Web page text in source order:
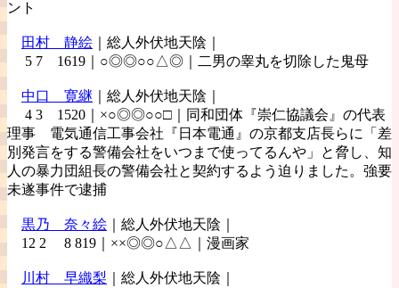
ント
田村 静絵 ｜総人外伏地天陰｜
5 7 1619｜○◎◎○○△◎｜二男の睾丸を切除した鬼母
中口 寛継 ｜総人外伏地天陰｜
4 3 1520｜×○◎◎○○□｜同和団体『崇仁協議会』の代表
理事 電気通信工事会社『日本電通』の京都支店長らに「差
別発言をする警備会社をいつまで使ってるんや」と脅し、知
人の暴力団組長の警備会社と契約するよう迫りました。強要
未遂事件で逮捕
黒乃 奈々絵 ｜総人外伏地天陰｜
12 2 8 819｜××◎◎○△△｜漫画家
川村 早織梨 ｜総人外伏地天陰｜